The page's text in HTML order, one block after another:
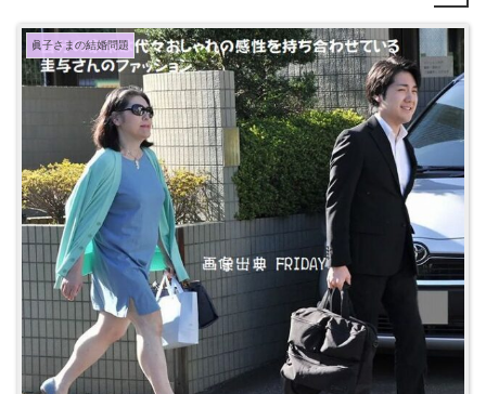
眞子さまの結婚問題